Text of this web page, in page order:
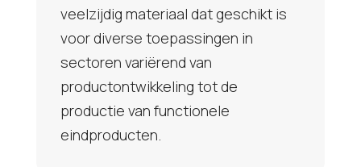
veelzijdig materiaal dat geschikt is
voor diverse toepassingen in
sectoren variërend van
productontwikkeling tot de
productie van functionele
eindproducten.